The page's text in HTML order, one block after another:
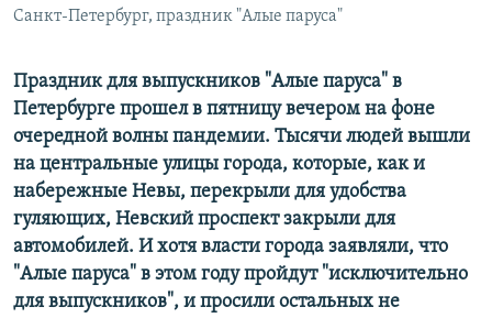
Все сайты РСЕ/РС
Санкт-Петербург, праздник "Алые паруса"
Праздник для выпускников "Алые паруса" в
Петербурге прошел в пятницу вечером на фоне
очередной волны пандемии. Тысячи людей вышли
на центральные улицы города, которые, как и
набережные Невы, перекрыли для удобства
гуляющих, Невский проспект закрыли для
автомобилей. И хотя власти города заявляли, что
"Алые паруса" в этом году пройдут "исключительно
для выпускников", и просили остальных не